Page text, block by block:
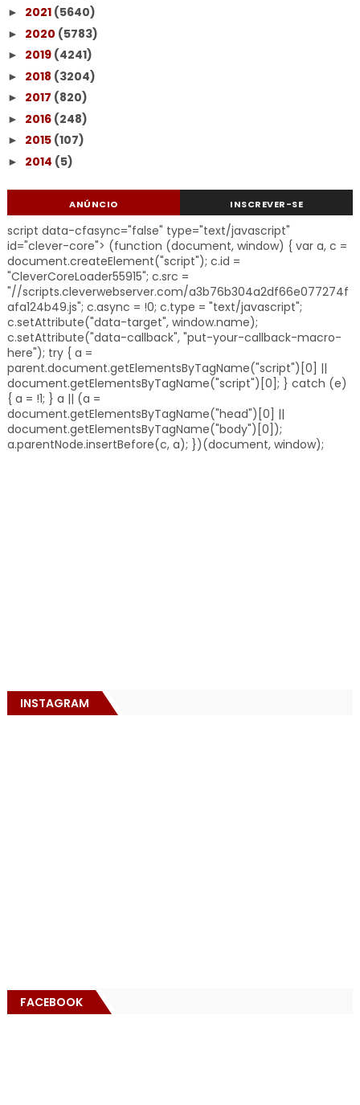
► 2021 (5640)
► 2020 (5783)
► 2019 (4241)
► 2018 (3204)
► 2017 (820)
► 2016 (248)
► 2015 (107)
► 2014 (5)
ANÚNCIO INSCREVER-SE
script data-cfasync="false" type="text/javascript"
id="clever-core"> (function (document, window) { var a, c =
document.createElement("script"); c.id =
"CleverCoreLoader55915"; c.src =
"//scripts.cleverwebserver.com/a3b76b304a2df66e077274f
afa124b49.js"; c.async = !0; c.type = "text/javascript";
c.setAttribute("data-target", window.name);
c.setAttribute("data-callback", "put-your-callback-macro-
here"); try { a =
parent.document.getElementsByTagName("script")[0] ||
document.getElementsByTagName("script")[0]; } catch (e)
{ a = !1; } a || (a =
document.getElementsByTagName("head")[0] ||
document.getElementsByTagName("body")[0]);
a.parentNode.insertBefore(c, a); })(document, window);
INSTAGRAM
FACEBOOK